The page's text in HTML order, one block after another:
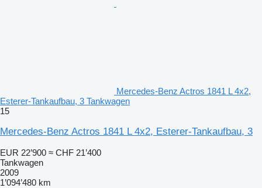
Mercedes-Benz Actros 1841 L 4x2,
Esterer-Tankaufbau, 3 Tankwagen
15
Mercedes-Benz Actros 1841 L 4x2, Esterer-Tankaufbau, 3
EUR 22’900 ≈ CHF 21’400
Tankwagen
2009
1’094’480 km